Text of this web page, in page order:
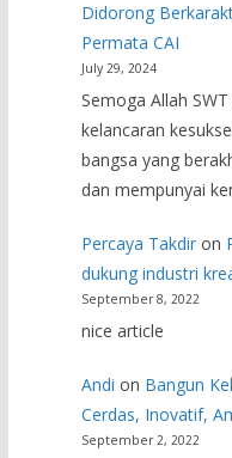
Didorong
Permata CAI
July 29, 2024
Semoga Allah
kelancaran
bangsa yang
dan mempunyai
Percaya Takdir on
dukung industri
September 8, 2022
nice article
Andi on Bangun
Cerdas, Inovatif,
September 2, 2022